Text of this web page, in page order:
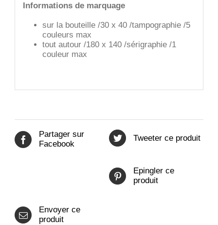
Informations de marquage
sur la bouteille /30 x 40 /tampographie /5
couleurs max
tout autour /180 x 140 /sérigraphie /1
couleur max
Partager sur
Facebook
Tweeter ce produit
Epingler ce
produit
Envoyer ce
produit